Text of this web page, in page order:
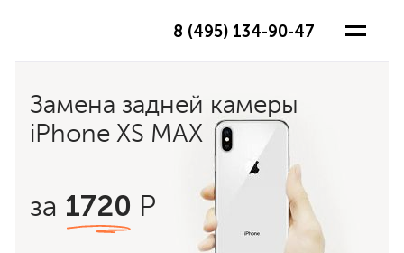
8 (495) 134-90-47
Замена задней камеры
iPhone XS MAX
за 1720 Р